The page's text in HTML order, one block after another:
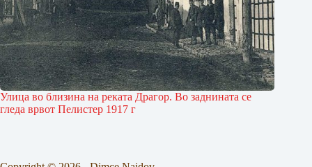
Улица во близина на реката Драгор. Во заднината се
гледа врвот Пелистер 1917 г